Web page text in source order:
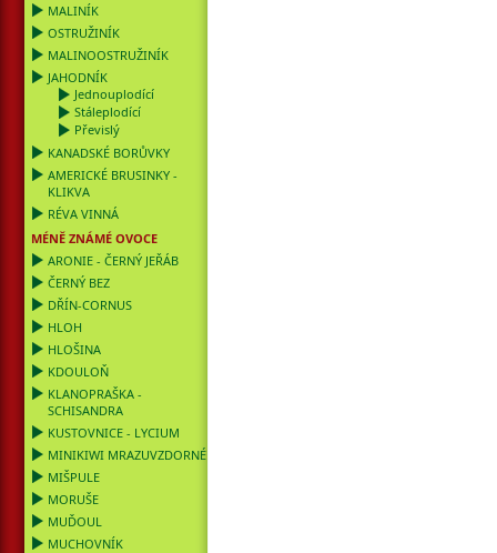
MALINÍK
OSTRUŽINÍK
MALINOOSTRUŽINÍK
JAHODNÍK
Jednouplodící
Stáleplodící
Převislý
KANADSKÉ BORŮVKY
AMERICKÉ BRUSINKY -
KLIKVA
RÉVA VINNÁ
MÉNĚ ZNÁMÉ OVOCE
ARONIE - ČERNÝ JEŘÁB
ČERNÝ BEZ
DŘÍN-CORNUS
HLOH
HLOŠINA
KDOULOŇ
KLANOPRAŠKA -
SCHISANDRA
KUSTOVNICE - LYCIUM
MINIKIWI MRAZUVZDORNÉ
MIŠPULE
MORUŠE
MUĎOUL
MUCHOVNÍK